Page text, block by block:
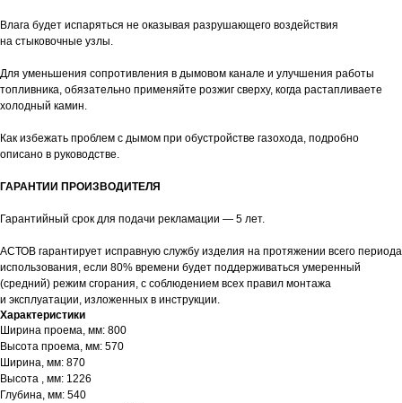
Влага будет испаряться не оказывая разрушающего воздействия
на стыковочные узлы.
Для уменьшения сопротивления в дымовом канале и улучшения работы
топливника, обязательно применяйте розжиг сверху, когда растапливаете
холодный камин.
Как избежать проблем с дымом при обустройстве газохода, подробно
описано в руководстве.
ГАРАНТИИ ПРОИЗВОДИТЕЛЯ
Гарантийный срок для подачи рекламации — 5 лет.
АСТОВ гарантирует исправную службу изделия на протяжении всего периода
использования, если 80% времени будет поддерживаться умеренный
(средний) режим сгорания, с соблюдением всех правил монтажа
и эксплуатации, изложенных в инструкции.
Характеристики
Ширина проема, мм: 800
Высота проема, мм: 570
Ширина, мм: 870
Высота , мм: 1226
Глубина, мм: 540